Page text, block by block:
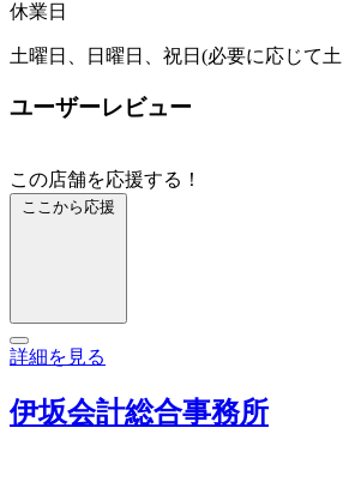
休業日
土曜日、日曜日、祝日(必要に応じて
ユーザーレビュー
この店舗を応援する！
ここから応援
詳細を見る
伊坂会計総合事務所